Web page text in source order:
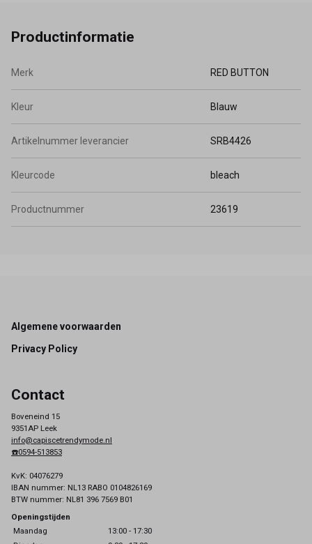
Productinformatie
Merk RED BUTTON
Kleur Blauw
Artikelnummer leverancier SRB4426
Kleurcode bleach
Productnummer 23619
Footer
Algemene voorwaarden
Privacy Policy
Contact
Boveneind 15
9351AP Leek
info@capiscetrendymode.nl
☎️0594-513853
KvK: 04076279
IBAN nummer: NL13 RABO 0104826169
BTW nummer: NL81 396 7569 B01
Openingstijden
Maandag
13:00 - 17:30